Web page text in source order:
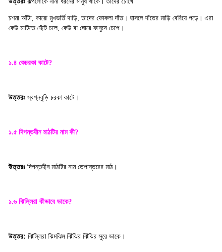
চশমা আঁটা, কারো মুখভর্তি দাড়ি,তাদের ফোকলা দাঁত। হাসলে দাঁতের মাড়ি বেরিয়ে পড়ে। এরা
কেউ মাটিতে হেঁটে চলে, কেউ বা ঘোরে ফানুসে চেপে ।
১.৪ কেচরকা কাটে?
উত্তরঃ স্বপ্নবুড়ি চরকা কাটে ।
১.৫ দিগন্তহীন মাঠটির নাম কী?
উত্তরঃ দিগন্তহীন মাঠটির নাম তেপান্তরের মাঠ ।
১.৬ ঝিল্লিরা কীভাবে ডাকে?
উত্তর: ঝিল্লিরা ঝিমঝিম ঝিঁঝির ঝিঁঝির সুরে ডাকে ।